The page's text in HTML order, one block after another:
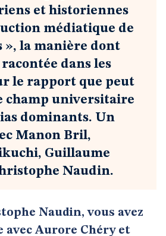
et historiennes
médiatique de
», la manière dont
dans les
le rapport que peut
champ universitaire
dominants. Un
Manon Bril,
Guillaume
Naudin.
Naudin, vous avez
Aurore Chéry et